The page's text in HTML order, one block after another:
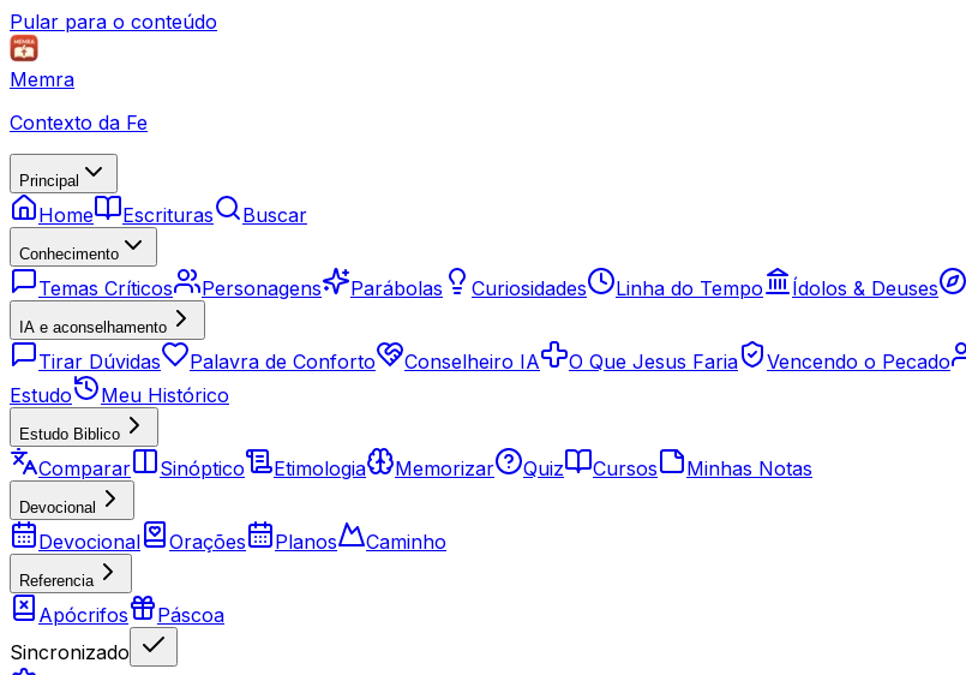
Pular para o conteúdo
Memra
Contexto da Fe
Principal
Home Escrituras Buscar
Conhecimento
Temas Críticos Personagens Parábolas Curiosidades Linha do Tempo Ídolos & Deuses
IA e aconselhamento
Tirar Dúvidas Palavra de Conforto Conselheiro IA O Que Jesus Faria Vencendo o Pecado
Estudo
Meu Histórico
Estudo Biblico
Comparar Sinóptico Etimologia Memorizar Quiz Cursos Minhas Notas
Devocional
Devocional Orações Planos Caminho
Referencia
Apócrifos
Páscoa
Sincronizado